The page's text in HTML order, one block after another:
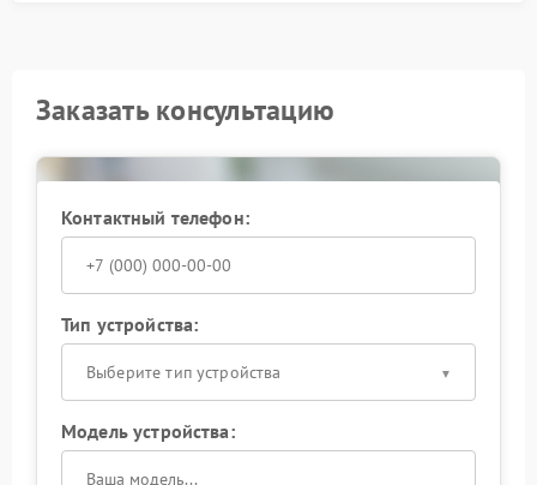
Заказать консультацию
Контактный телефон:
Тип устройства:
Выберите тип устройства
Модель устройства: